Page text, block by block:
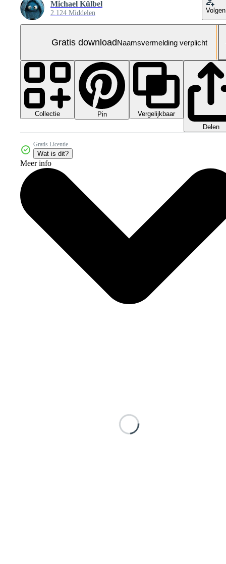
Michael Külbel
2.124 Middelen Volgen
Gratis downloadNaamsvermelding verplicht
Collectie Pin
Vergelijkbaar
Delen
Gratis Licentie
Wat is dit?
Meer info